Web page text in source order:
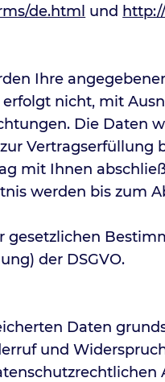
de.html und
Ihre
nicht, mit
Die Daten
mit Ihnen
werden bis zum
der DSGVO.
Daten
und